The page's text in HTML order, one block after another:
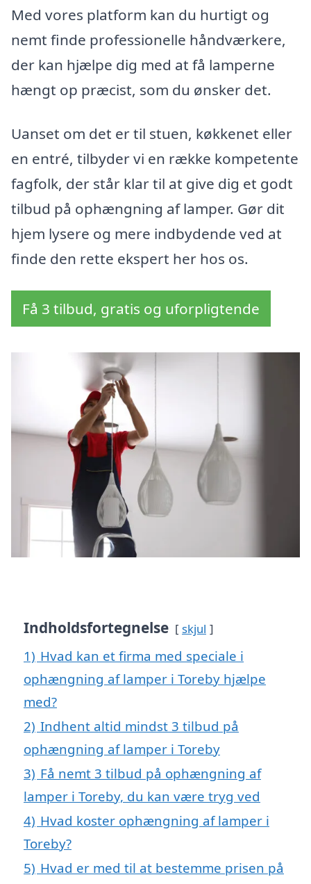
Med vores platform kan du hurtigt og
nemt finde professionelle håndværkere,
der kan hjælpe dig med at få lamperne
hængt op præcist, som du ønsker det.
Uanset om det er til stuen, køkkenet eller
en entré, tilbyder vi en række kompetente
fagfolk, der står klar til at give dig et godt
tilbud på ophængning af lamper. Gør dit
hjem lysere og mere indbydende ved at
finde den rette ekspert her hos os.
Få 3 tilbud, gratis og uforpligtende
Indholdsfortegnelse skjul
1) Hvad kan et firma med speciale i
ophængning af lamper i Toreby hjælpe
med?
2) Indhent altid mindst 3 tilbud på
ophængning af lamper i Toreby
3) Få nemt 3 tilbud på ophængning af
lamper i Toreby, du kan være tryg ved
4) Hvad koster ophængning af lamper i
Toreby?
5) Hvad er med til at bestemme prisen på